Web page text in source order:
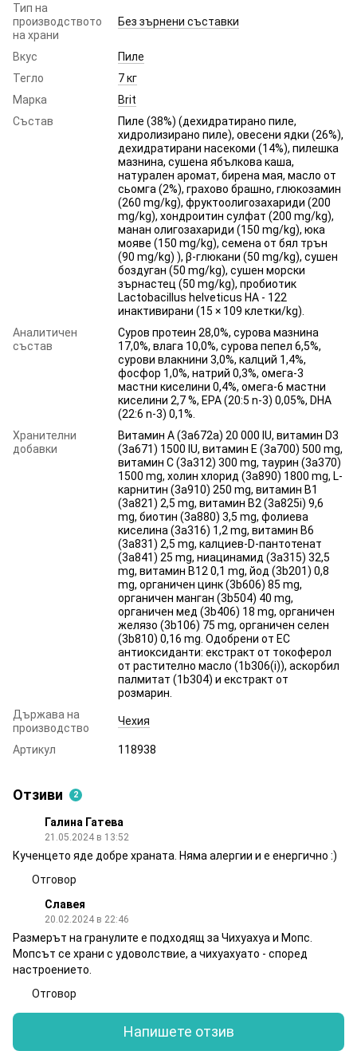
Тип на
производството
на храни
Без зърнени съставки
Вкус
Пиле
Тегло
7 кг
Марка
Brit
Състав
Пиле (38%) (дехидратирано пиле,
хидролизирано пиле), овесени ядки (26%),
дехидратирани насекоми (14%), пилешка
мазнина, сушена ябълкова каша,
натурален аромат, бирена мая, масло от
сьомга (2%), грахово брашно, глюкозамин
(260 mg/kg), фруктоолигозахариди (200
mg/kg), хондроитин сулфат (200 mg/kg),
манан олигозахариди (150 mg/kg), юка
мояве (150 mg/kg), семена от бял трън
(90 mg/kg) ), β-глюкани (50 mg/kg), сушен
боздуган (50 mg/kg), сушен морски
зърнастец (50 mg/kg), пробиотик
Lactobacillus helveticus HA - 122
инактивирани (15 × 109 клетки/kg).
Аналитичен
състав
Суров протеин 28,0%, сурова мазнина
17,0%, влага 10,0%, сурова пепел 6,5%,
сурови влакнини 3,0%, калций 1,4%,
фосфор 1,0%, натрий 0,3%, омега-3
мастни киселини 0,4%, омега-6 мастни
киселини 2,7 %, EPA (20:5 n-3) 0,05%, DHA
(22:6 n-3) 0,1%.
Хранителни
добавки
Витамин A (3a672a) 20 000 IU, витамин D3
(3a671) 1500 IU, витамин E (3a700) 500 mg,
витамин C (3a312) 300 mg, таурин (3a370)
1500 mg, холин хлорид (3a890) 1800 mg, L-
карнитин (3a910) 250 mg, витамин B1
(3a821) 2,5 mg, витамин B2 (3a825i) 9,6
mg, биотин (3a880) 3,5 mg, фолиева
киселина (3a316) 1,2 mg, витамин B6
(3a831) 2,5 mg, калциев-D-пантотенат
(3a841) 25 mg, ниацинамид (3a315) 32,5
mg, витамин B12 0,1 mg, йод (3b201) 0,8
mg, органичен цинк (3b606) 85 mg,
органичен манган (3b504) 40 mg,
органичен мед (3b406) 18 mg, органичен
желязо (3b106) 75 mg, органичен селен
(3b810) 0,16 mg. Одобрени от ЕС
антиоксиданти: екстракт от токоферол
от растително масло (1b306(i)), аскорбил
палмитат (1b304) и екстракт от
розмарин.
Държава на
производство
Чехия
Артикул 118938
Отзиви 2
Галина Гатева
21.05.2024 в 13:52
Кученцето яде добре храната. Няма алергии и е енергично :)
Отговор
Славея
20.02.2024 в 22:46
Размерът на гранулите е подходящ за Чихуахуа и Мопс.
Мопсът се храни с удоволствие, а чихуахуато - според
настроението.
Отговор
Напишете отзив